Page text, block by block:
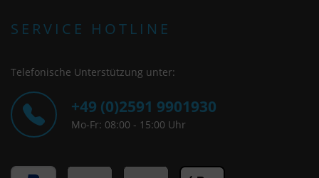
SERVICE HOTLINE
Telefonische Unterstützung unter:
+49 (0)2591 9901930
Mo-Fr: 08:00 - 15:00 Uhr